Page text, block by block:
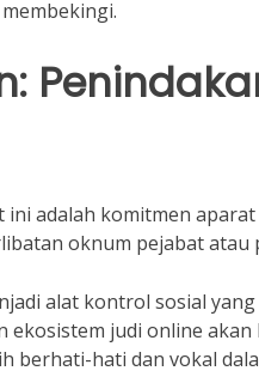
adalah komitmen
oknum pejabat atau
alat kontrol sosial
judi online
berhati-hati dan vokal